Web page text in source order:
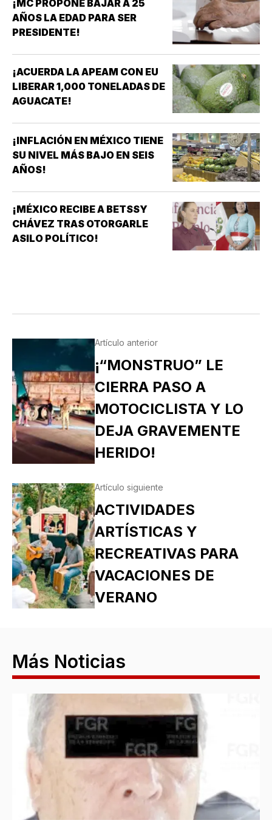
¡MC PROPONE BAJAR A 25
AÑOS LA EDAD PARA SER
PRESIDENTE!
¡ACUERDA LA APEAM CON EU
LIBERAR 1,000 TONELADAS DE
AGUACATE!
¡INFLACIÓN EN MÉXICO TIENE
SU NIVEL MÁS BAJO EN SEIS
AÑOS!
¡MÉXICO RECIBE A BETSSY
CHÁVEZ TRAS OTORGARLE
ASILO POLÍTICO!
Artículo anterior
¡“MONSTRUO” LE
CIERRA PASO A
MOTOCICLISTA Y LO
DEJA GRAVEMENTE
HERIDO!
Artículo siguiente
ACTIVIDADES
ARTÍSTICAS Y
RECREATIVAS PARA
VACACIONES DE
VERANO
Más Noticias